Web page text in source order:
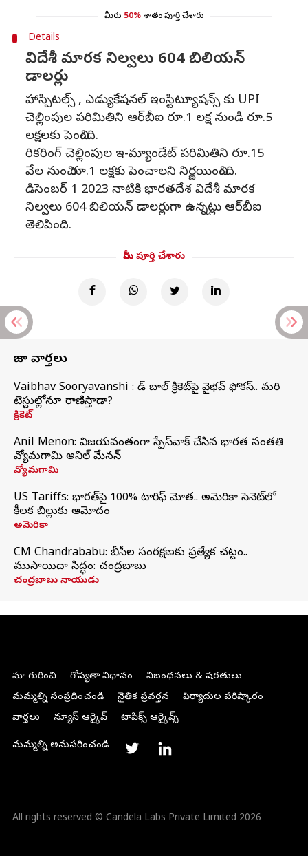
మీరు 50% శాతం పూర్తి చేశారు
Details
విదేశీ మారక నిల్వలు 604 బిలియన్‌
డాలర్లు
హాస్పిటల్స్ , ఎడ్యుకేషనల్ ఇంస్టిట్యూషన్స్ కు UPI
చెల్లింపుల పరిమితిని ఆర్‌బీఐ రూ.1 లక్ష నుండి రూ.5
లక్షలకు పెంచింది.
రికరింగ్‌ చెల్లింపుల ఇ-మ్యాండేట్‌ పరిమితిని రూ.15
వేల నుంచి రూ.1 లక్షకు పెంచాలని నిర్ణయించింది.
డిసెంబర్‌ 1 2023 నాటికి భారతదేశ విదేశీ మారక
నిల్వలు 604 బిలియన్‌ డాలర్లుగా ఉన్నట్లు ఆర్‌బీఐ
తెలిపింది.
మీరు పూర్తి చేశారు
తాజా వార్తలు
Vaibhav Sooryavanshi : రెడ్ బాల్ క్రికెట్‌పై వైభవ్ ఫోకస్.. మరి
టెస్టుల్లోనూ రాణిస్తాడా?
క్రికెట్
Anil Menon: విజయవంతంగా స్పేస్‌వాక్‌ చేసిన భారత సంతతి
వ్యోమగామి అనిల్‌ మేనన్
వ్యోమగామి
US Tariffs: భారత్‌పై 100% టారిఫ్‌ మోత.. అమెరికా సెనెట్‌లో
కీలక బిల్లుకు ఆమోదం
అమెరికా
CM Chandrababu: బీసీల సంరక్షణకు ప్రత్యేక చట్టం..
ముసాయిదా సిద్ధం: చంద్రబాబు
చంద్రబాబు నాయుడు
మా గురించి గోప్యతా విధానం
నిబంధనలు & షరతులు
మమ్మల్ని సంప్రదించండి
నైతిక ప్రవర్తన
ఫిర్యాదుల పరిష్కారం
వార్తలు
న్యూస్ ఆర్కైవ్ టాపిక్స్ ఆర్కైవ్స్
మమ్మల్ని అనుసరించండి
All rights reserved © Candela Labs Private Limited 2026